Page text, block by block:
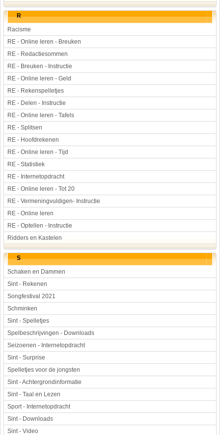
R
Racisme
RE - Online leren - Breuken
RE - Redactiesommen
RE - Breuken - Instructie
RE - Online leren - Geld
RE - Rekenspelletjes
RE - Delen - Instructie
RE - Online leren - Tafels
RE - Splitsen
RE - Hoofdrekenen
RE - Online leren - Tijd
RE - Statistiek
RE - Internetopdracht
RE - Online leren - Tot 20
RE - Vermeningvuldigen- Instructie
RE - Online leren
RE - Optellen - Instructie
Ridders en Kastelen
S
Schaken en Dammen
Sint - Rekenen
Songfestival 2021
Schminken
Sint - Spelletjes
Spelbeschrijvingen - Downloads
Seizoenen - Internetopdracht
Sint - Surprise
Spelletjes voor de jongsten
Sint - Achtergrondinformatie
Sint - Taal en Lezen
Sport - Internetopdracht
Sint - Downloads
Sint - Video